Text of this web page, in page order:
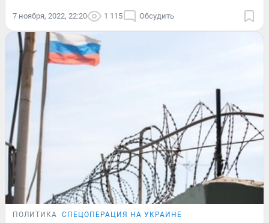
7 ноября, 2022, 22:20 1 115 Обсудить
ПОЛИТИКА СПЕЦОПЕРАЦИЯ НА УКРАИНЕ